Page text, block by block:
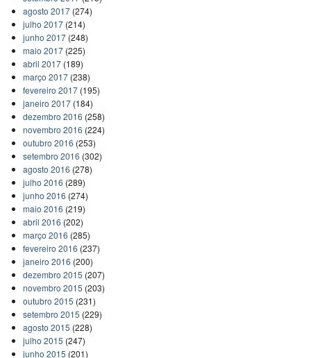
agosto 2017(274)
julho 2017(214)
junho 2017(248)
maio 2017(225)
abril 2017(189)
março 2017(238)
fevereiro 2017(195)
janeiro 2017(184)
dezembro 2016 (258)
novembro 2016 (224)
outubro 2016 (253)
setembro 2016 (302)
agosto 2016 (278)
julho 2016 (289)
junho 2016 (274)
maio 2016 (219)
abril 2016 (202)
março 2016 (285)
fevereiro 2016 (237)
janeiro 2016 (200)
dezembro 2015 (207)
novembro 2015 (203)
outubro 2015 (231)
setembro 2015 (229)
agosto 2015 (228)
julho 2015 (247)
junho 2015 (201)